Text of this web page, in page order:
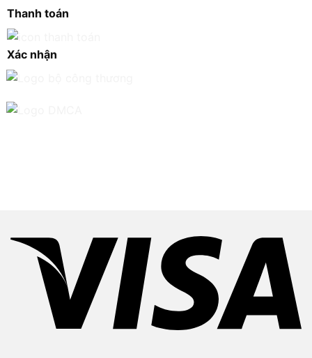
Thanh toán
Xác nhận